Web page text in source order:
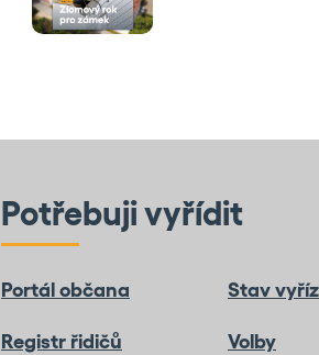
Potřebuji vyřídit
Portál občana Stav
Registr řidičů Volby